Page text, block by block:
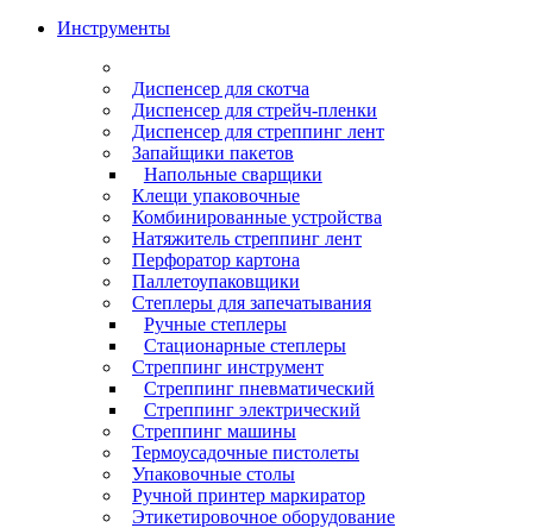
Инструменты
Диспенсер для скотча
Диспенсер для стрейч-пленки
Диспенсер для стреппинг лент
Запайщики пакетов
Напольные сварщики
Клещи упаковочные
Комбинированные устройства
Натяжитель стреппинг лент
Перфоратор картона
Паллетоупаковщики
Степлеры для запечатывания
Ручные степлеры
Стационарные степлеры
Стреппинг инструмент
Стреппинг пневматический
Стреппинг электрический
Стреппинг машины
Термоусадочные пистолеты
Упаковочные столы
Ручной принтер маркиратор
Этикетировочное оборудование